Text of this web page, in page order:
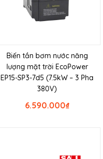
Biến tần bơm nước năng
lượng mặt trời EcoPower
EP15-SP3-7d5 (7.5kW – 3 Pha
380V)
₫
6.590.000